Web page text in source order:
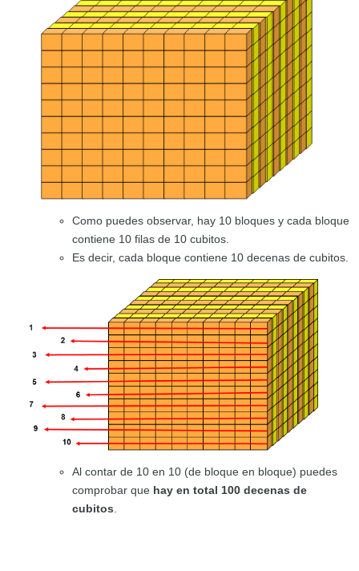
Como puedes observar, hay 10 bloques y cada bloque
contiene 10 filas de 10 cubitos.
Es decir, cada bloque contiene 10 decenas de cubitos.
Al contar de 10 en 10 (de bloque en bloque) puedes
comprobar que hay en total 100 decenas de
cubitos.